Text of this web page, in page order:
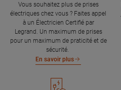
Vous souhaitez plus de prises
électriques chez vous ? Faites appel
à un Électricien Certifié par
Legrand. Un maximum de prises
pour un maximum de praticité et de
sécurité.
En savoir plus